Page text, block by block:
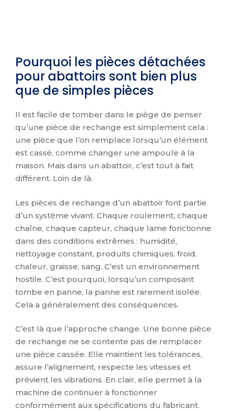
Pourquoi les pièces détachées
pour abattoirs sont bien plus
que de simples pièces
Il est facile de tomber dans le piège de penser
qu’une pièce de rechange est simplement cela :
une pièce que l’on remplace lorsqu’un élément
est cassé, comme changer une ampoule à la
maison. Mais dans un abattoir, c’est tout à fait
différent. Loin de là.
Les pièces de rechange d’un abattoir font partie
d’un système vivant. Chaque roulement, chaque
chaîne, chaque capteur, chaque lame fonctionne
dans des conditions extrêmes : humidité,
nettoyage constant, produits chimiques, froid,
chaleur, graisse, sang. C’est un environnement
hostile. C’est pourquoi, lorsqu’un composant
tombe en panne, la panne est rarement isolée.
Cela a généralement des conséquences.
C’est là que l’approche change. Une bonne pièce
de rechange ne se contente pas de remplacer
une pièce cassée. Elle maintient les tolérances,
assure l’alignement, respecte les vitesses et
prévient les vibrations. En clair, elle permet à la
machine de continuer à fonctionner
conformément aux spécifications du fabricant.